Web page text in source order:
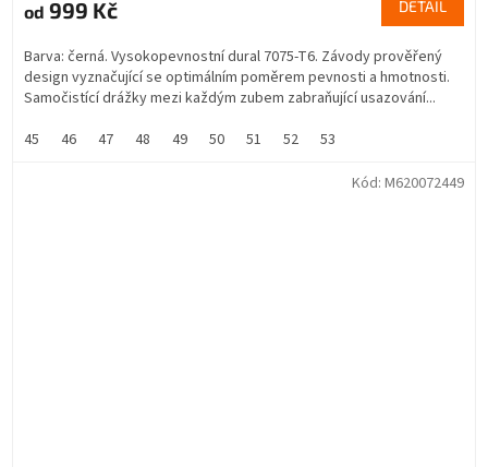
od 999 Kč DETAIL
Barva: černá. Vysokopevnostní dural 7075-T6. Závody prověřený
design vyznačující se optimálním poměrem pevnosti a hmotnosti.
Samočistící drážky mezi každým zubem zabraňující usazování...
45
46 47 48 49 50 51 52 53
Kód: M620072449